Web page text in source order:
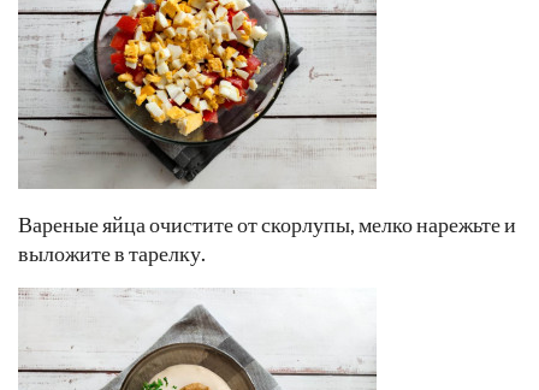
Вареные яйца очистите от скорлупы, мелко нарежьте и
выложите в тарелку.